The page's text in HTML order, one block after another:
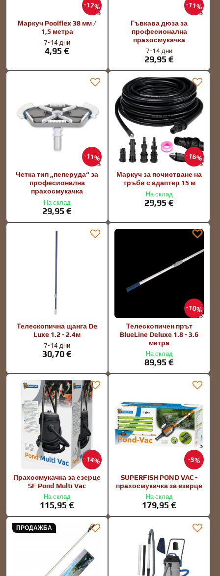
17%
Маркуч Poolflex 38 мм /
1,5 метра
7-14 дни
4,95 €
11%
Гъвкава дюза за
професионална
прахосмукачка
7-14 дни
29,95 €
11%
Четка тип „пеперуда“ за
професионална
прахосмукачка
На склад
29,95 €
16%
Маркуч за почистване на
тръби с адаптер 15 м
На склад
29,95 €
Телескопична щанга De
Luxe 1.2 - 2.4м
7-14 дни
30,70 €
10%
Телескопичен прът
BlueLine Deluxe 1.8 - 3.6
метра
На склад
89,95 €
14%
Прахосмукачка за езерце
SF Pond Multi Vac
На склад
115,95 €
5%
SUPERFISH POND VAC -
прахосмукачка за езерце
На склад
179,95 €
ПРОДАЖБА